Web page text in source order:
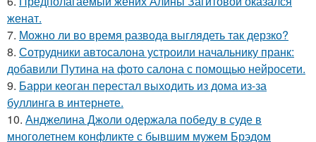
женат.
7. Можно ли во время развода выглядеть так дерзко?
8. Сотрудники автосалона устроили начальнику пранк:
добавили Путина на фото салона с помощью нейросети.
9. Барри кеоган перестал выходить из дома из-за
буллинга в интернете.
10. Анджелина Джоли одержала победу в суде в
многолетнем конфликте с бывшим мужем Брэдом